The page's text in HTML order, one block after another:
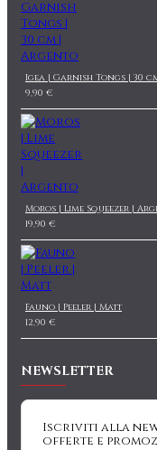
Igea | Garnish Tongs | 30
9,90 €
Moros | Lime Squeezer |
19,90 €
Fauno | Peeler | Matt
12,90 €
NEWSLETTER
Iscriviti alla
offerte e